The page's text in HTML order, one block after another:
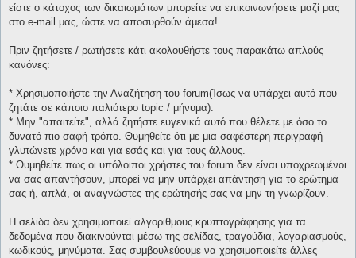
είστε ο κάτοχος των δικαιωμάτων μπορείτε να επικοινωνήσετε μαζί μας
στο e-mail μας, ώστε να αποσυρθούν άμεσα!
Πριν ζητήσετε / ρωτήσετε κάτι ακολουθήστε τους παρακάτω απλούς
κανόνες:
* Χρησιμοποιήστε την Αναζήτηση του forum(Ίσως να υπάρχει αυτό που
ζητάτε σε κάποιο παλιότερο topic / μήνυμα).
* Μην "απαιτείτε", αλλά ζητήστε ευγενικά αυτό που θέλετε με όσο το
δυνατό πιο σαφή τρόπο. Θυμηθείτε ότι με μια σαφέστερη περιγραφή
γλυτώνετε χρόνο και για εσάς και για τους άλλους.
* Θυμηθείτε πως οι υπόλοιποι χρήστες του forum δεν είναι υποχρεωμένοι
να σας απαντήσουν, μπορεί να μην υπάρχει απάντηση για το ερώτημά
σας ή, απλά, οι αναγνώστες της ερώτησής σας να μην τη γνωρίζουν.
Η σελίδα δεν χρησιμοποιεί αλγορίθμους κρυπτογράφησης για τα
δεδομένα που διακινούνται μέσω της σελίδας, τραγούδια, λογαριασμούς,
κωδικούς, μηνύματα. Σας συμβουλεύουμε να χρησιμοποιείτε άλλες